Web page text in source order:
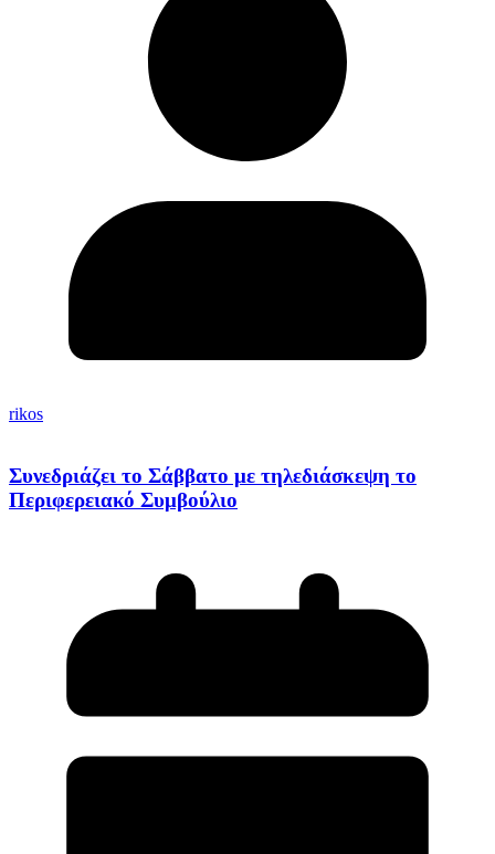
rikos
Συνεδριάζει το Σάββατο με τηλεδιάσκεψη το
Περιφερειακό Συμβούλιο